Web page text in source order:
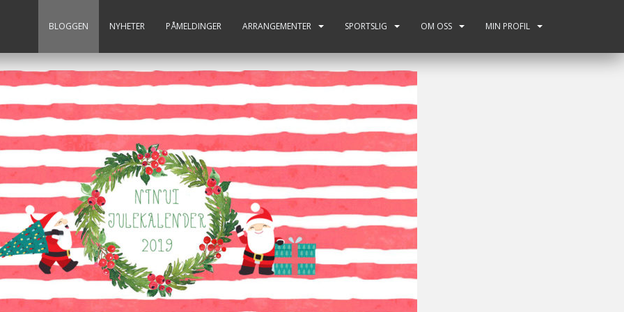
BLOGGEN NYHETER PÅMELDINGER ARRANGEMENTER SPORTSLIG OM OSS MIN PROFIL